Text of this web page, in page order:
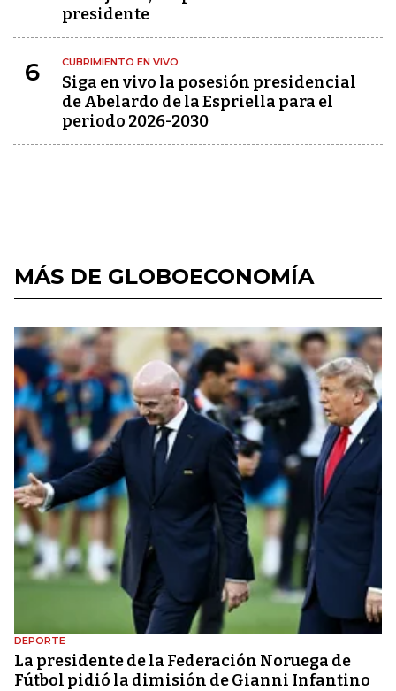
presidente
6 CUBRIMIENTO EN VIVO
Siga en vivo la posesión presidencial
de Abelardo de la Espriella para el
periodo 2026-2030
MÁS DE GLOBOECONOMÍA
DEPORTE
La presidente de la Federación Noruega de
Fútbol pidió la dimisión de Gianni Infantino